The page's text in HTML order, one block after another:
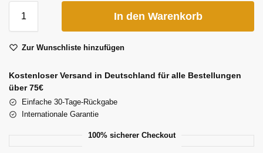
In den Warenkorb
Zur Wunschliste hinzufügen
Kostenloser Versand in Deutschland für alle Bestellungen
über 75€
Einfache 30-Tage-Rückgabe
Internationale Garantie
100% sicherer Checkout